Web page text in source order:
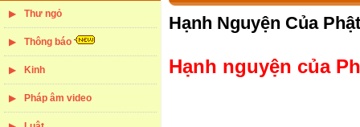
Thư ngỏ
Thông báo
Kinh
Pháp âm video
Hạnh Nguyện Của
Hạnh nguyện của